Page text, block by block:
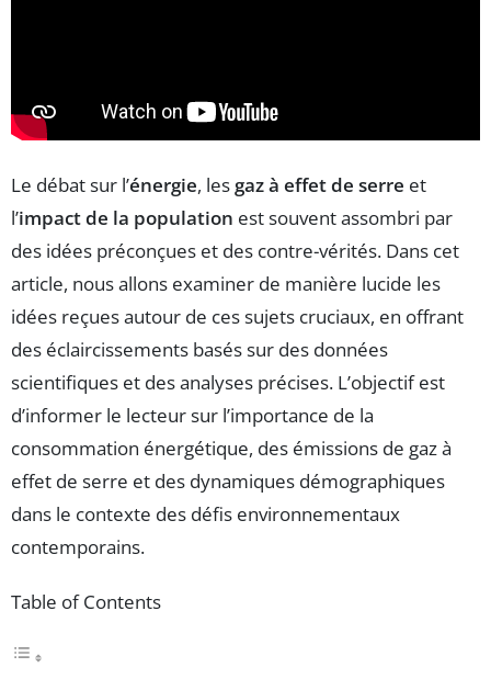
Le débat sur l’énergie, les gaz à effet de serre et
l’impact de la population est souvent assombri par
des idées préconçues et des contre-vérités. Dans cet
article, nous allons examiner de manière lucide les
idées reçues autour de ces sujets cruciaux, en offrant
des éclaircissements basés sur des données
scientifiques et des analyses précises. L’objectif est
d’informer le lecteur sur l’importance de la
consommation énergétique, des émissions de gaz à
effet de serre et des dynamiques démographiques
dans le contexte des défis environnementaux
contemporains.
Table of Contents